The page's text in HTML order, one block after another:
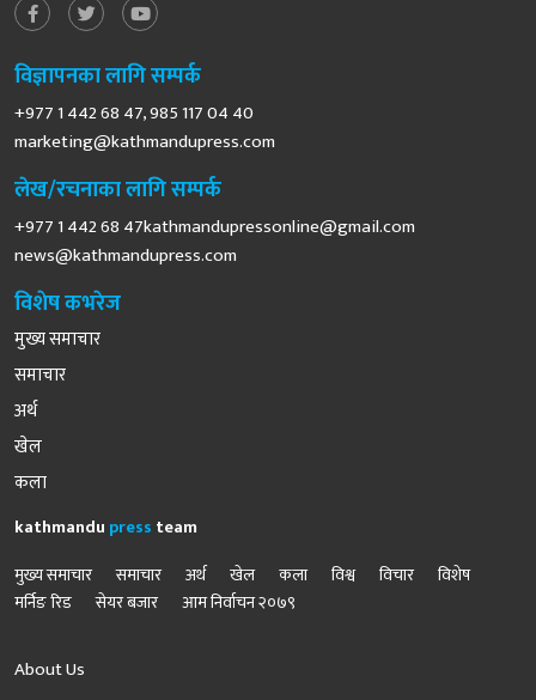
विज्ञापनका लागि सम्पर्क
+977 1 442 68 47, 985 117 04 40
marketing@kathmandupress.com
लेख/रचनाका लागि सम्पर्क
+977 1 442 68 47kathmandupressonline@gmail.com
news@kathmandupress.com
विशेष कभरेज
मुख्य समाचार
समाचार
अर्थ
खेल
कला
kathmandu press team
मुख्य समाचार
समाचार अर्थ खेल कला विश्व विचार
विशेष
मर्निङ रिड
सेयर बजार आम निर्वाचन २०७९
About Us